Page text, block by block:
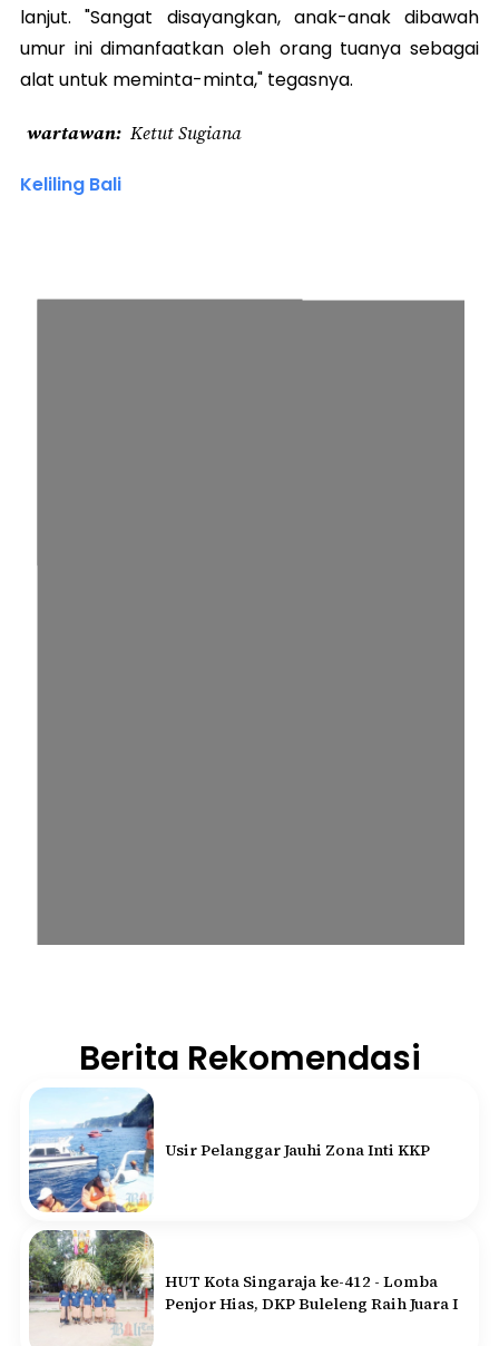
lanjut. "Sangat disayangkan, anak-anak dibawah
umur ini dimanfaatkan oleh orang tuanya sebagai
alat untuk meminta-minta," tegasnya.
wartawan Ketut Sugiana
Keliling Bali
Berita Rekomendasi
Usir Pelanggar Jauhi Zona Inti KKP
HUT Kota Singaraja ke-412 - Lomba
Penjor Hias, DKP Buleleng Raih Juara I